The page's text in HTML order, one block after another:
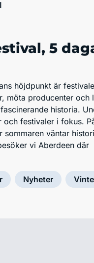
, 5
höjdpunkt är
möta producenter och
historia.
festivaler i fokus.
sommaren väntar
vi Aberdeen där
Nyheter